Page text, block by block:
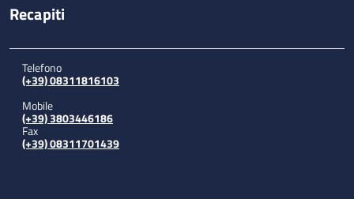
Recapiti
Telefono
(+39) 08311816103
Mobile
(+39) 3803446186
Fax
(+39) 08311701439